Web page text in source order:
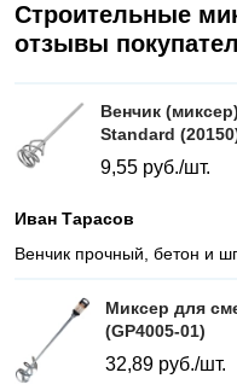
Строительные
отзывы
Венчик
Standard
9,55 руб./шт.
Иван Тарасов
Венчик прочный, бетон и
Миксер для
(GP4005-01)
32,89 руб./шт.